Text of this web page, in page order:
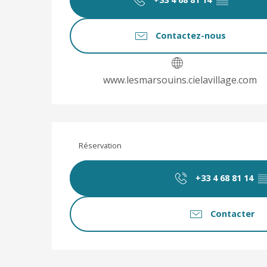
Contactez-nous
www.lesmarsouins.cielavillage.com
Réservation
+33 4 68 81 14
Contacter